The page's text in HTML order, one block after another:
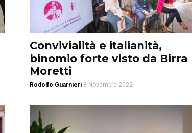
Convivialità e italianità,
binomio forte visto da Birra
Moretti
Rodolfo Guarnieri 8 Novembre 2022